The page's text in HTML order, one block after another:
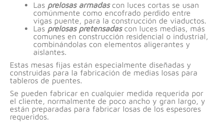
Las prelosas armadascon luces cortas se usan
comúnmente como encofrado perdido entre
vigas puente, para la construcción de viaductos.
Las prelosas pretensadascon luces medias, más
comunes en construcción residencial o industrial,
combinándolas con elementos aligerantes y
aislantes.
Estas mesas fijas están especialmente diseñadas y
construidas para la fabricación de medias losas para
tableros de puentes.
Se pueden fabricar en cualquier medida requerida por
el cliente, normalmente de poco ancho y gran largo, y
están preparadas para fabricar losas de los espesores
requeridos.